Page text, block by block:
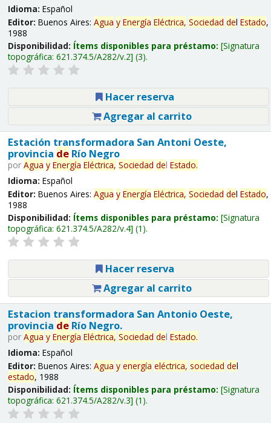
Idioma: Español
Editor: Buenos Aires: Agua y Energía Eléctrica, Sociedad del Estado,
1988
Disponibilidad: Ítems disponibles para préstamo: Signatura
topográfica: 621.374.5/A282/v.2 (3).
Hacer reserva
Agregar al carrito
Estación transformadora San Antoni Oeste,
provincia deRío Negro
por Agua y Energía Eléctrica, Sociedad del Estado.
Idioma: Español
Editor: Buenos Aires: Agua y Energía Eléctrica, Sociedad del Estado,
1988
Disponibilidad: Ítems disponibles para préstamo: Signatura
topográfica: 621.374.5/A282/v.4 (1).
Hacer reserva
Agregar al carrito
Estacion transformadora San Antonio Oeste,
provincia deRío Negro.
por Agua y Energía Eléctrica, Sociedad del Estado.
Idioma: Español
Editor: Buenos Aires: Agua y energía eléctrica, sociedad del
estado, 1988
Disponibilidad: Ítems disponibles para préstamo: Signatura
topográfica: 621.374.5/A282/v.3 (1).